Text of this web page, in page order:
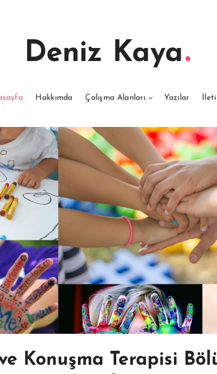
Deniz Kaya
Hakkımda Çalışma Alanları Yazılar
Konuşma Terapisi